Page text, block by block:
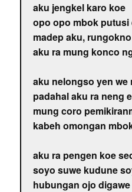
aku jengkel karo koe
opo opo mbok putusi
madep aku,
aku ra mung konco
aku nelongso yen we
padahal aku ra neng
mung coro
kabeh omongan
aku ra pengen koe
soyo suwe kudune
hubungan ojo